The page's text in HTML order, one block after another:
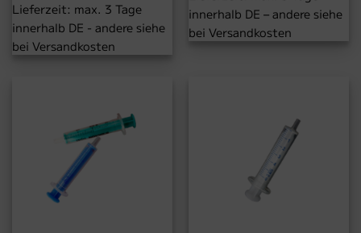
Lieferzeit: max. 3 Tage
innerhalb DE - andere siehe
bei Versandkosten
innerhalb DE – andere siehe
bei Versandkosten